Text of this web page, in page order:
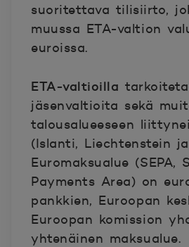
suoritettava tilisiirto,
muussa ETA-valtion
euroissa.
ETA-valtioilla
jäsenvaltioita sekä
talousalueeseen
(Islanti, Liechtenstein
Euromaksualue (SEPA,
Payments Area) on
pankkien, Euroopan
Euroopan komission
yhtenäinen maksualue.